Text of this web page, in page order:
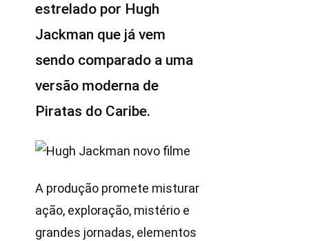
estrelado por Hugh
Jackman que já vem
sendo comparado a uma
versão moderna de
Piratas do Caribe.
A produção promete misturar
ação, exploração, mistério e
grandes jornadas, elementos